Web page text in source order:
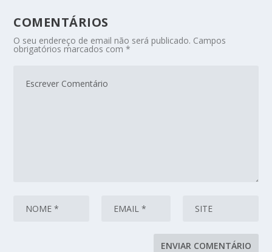
COMENTÁRIOS
O seu endereço de email não será publicado. Campos
obrigatórios marcados com*